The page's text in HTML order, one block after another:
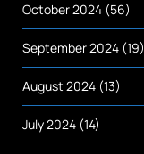
October 2024 (56)
September 2024 (19)
August 2024 (13)
July 2024 (14)